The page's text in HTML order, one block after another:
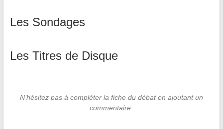
Les Sondages
Les Titres de Disque
N’hésitez pas à compléter la fiche du débat en ajoutant un
commentaire.